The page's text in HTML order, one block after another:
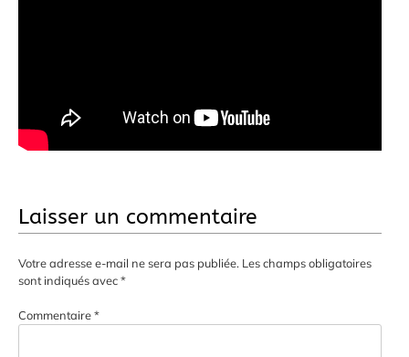
Laisser un commentaire
Votre adresse e-mail ne sera pas publiée. Les champs obligatoires
sont indiqués avec*
Commentaire*